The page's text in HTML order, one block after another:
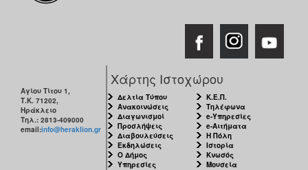
Αγίου Τίτου 1,
Τ.Κ. 71202,
Ηράκλειο
Τηλ.: 2813-409000
email:info@heraklion.gr
Χάρτης Ιστοχώρου
Δελτία Τύπου
Ανακοινώσεις
Διαγωνισμοί
Προσλήψεις
Διαβουλεύσεις
Εκδηλώσεις
Ο Δήμος
Υπηρεσίες
Κ.Ε.Π.
Τηλέφωνα
e-Υπηρεσίες
e-Αιτήματα
Η Πόλη
Ιστορία
Κνωσός
Μουσεία